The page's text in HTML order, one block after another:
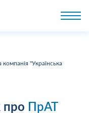
"Українська
про
ПрАТ